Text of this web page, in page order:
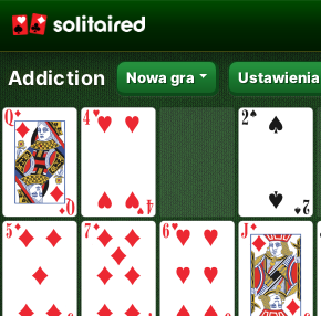
Addiction Nowa gra Ustawienia